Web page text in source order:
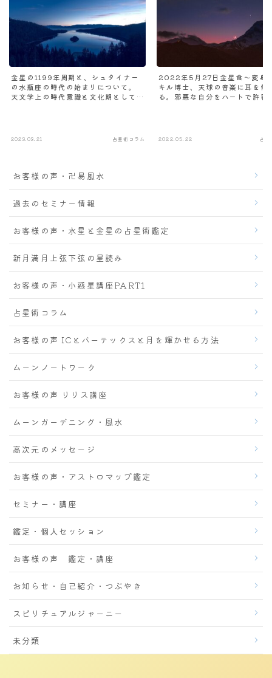
金星の1199年周期と、シュタイナー
の水瓶座の時代の始まりについて。
天文学上の時代意識と文化期として
2023.03.21 占星術コラム
2022年5月27日金星食～変身
キル博士、天球の音楽に耳を傾
る。邪悪な自分をハートで許容
2022.05.22 占
お客様の声・卍易風水
過去のセミナー情報
お客様の声・水星と金星の占星術鑑定
新月満月上弦下弦の星読み
お客様の声・小惑星講座PART1
占星術コラム
お客様の声 ICとバーテックスと月を輝かせる方法
ムーンノートワーク
お客様の声 リリス講座
ムーンガーデニング・風水
高次元のメッセージ
お客様の声・アストロマップ鑑定
セミナー・講座
鑑定・個人セッション
お客様の声 鑑定・講座
お知らせ・自己紹介・つぶやき
スピリチュアルジャーニー
未分類